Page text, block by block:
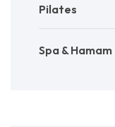
Pilates
Spa & Hamam